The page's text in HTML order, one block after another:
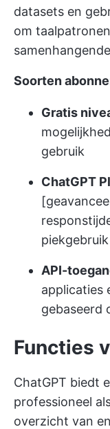
datasets en
om
Soorten
Gratis
gebruik
ChatGPT
piekgebruik
API-
applicaties
gebaseerd
Functies
ChatGPT biedt
professioneel
overzicht van